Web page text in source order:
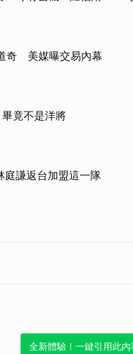
奇 美媒曝交易內幕
竟不是洋將
謙返台加盟這一隊
全新體驗！一鍵引用此